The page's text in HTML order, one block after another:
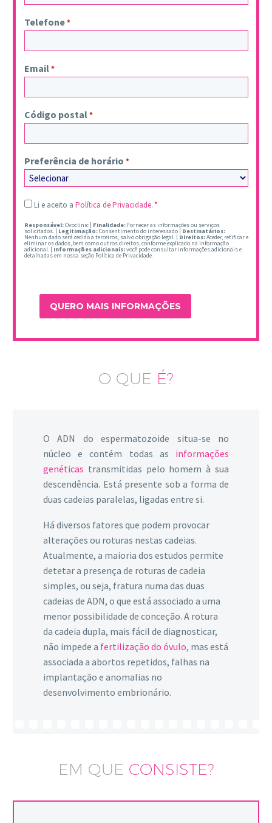
Telefone*
Email*
Código postal*
Preferência de horário *
Legal
Li e aceito a Política de Privacidade.*
Responsável:Ovoclinic | Finalidade: Fornecer as informações ou serviços
solicitados. | Legitimação:Consentimento do interessado | Destinatários:
Nenhum dado será cedido a terceiros, salvo obrigação legal. | Direitos:Aceder, retificar e
eliminar os dados, bem como outros direitos, conforme explicado na informação
adicional. | Informações adicionais:você pode consultar informações adicionais e
detalhadas em nossa seção Política de Privacidade.
O QUE É?
O ADN do espermatozoide situa-se no
núcleo e contém todas as informações
genéticas transmitidas pelo homem à sua
descendência. Está presente sob a forma de
duas cadeias paralelas, ligadas entre si.
Há diversos fatores que podem provocar
alterações ou roturas nestas cadeias.
Atualmente, a maioria dos estudos permite
detetar a presença de roturas de cadeia
simples, ou seja, fratura numa das duas
cadeias de ADN, o que está associado a uma
menor possibilidade de conceção. A rotura
da cadeia dupla, mais fácil de diagnosticar,
não impede a fertilização do óvulo, mas está
associada a abortos repetidos, falhas na
implantação e anomalias no
desenvolvimento embrionário.
EM QUE CONSISTE?